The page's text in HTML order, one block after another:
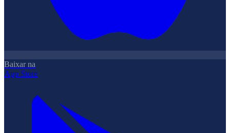
Baixar na
App Store